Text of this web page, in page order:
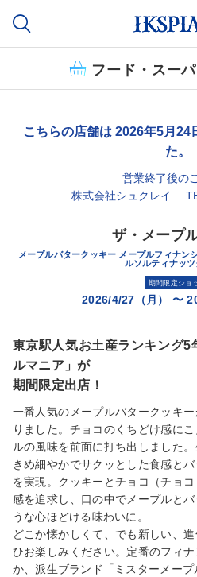
フード・スー
こちらの店舗は 2026年5月24
た。
営業終了後の
株式会社シュクレイ
ザ・メープ
メープルバタークッキー メープルフィナン
ルソルティナッ
期間限定ショ
2026/4/27（月） 〜
東京駅人気お土産ランキング5
ルマニア」が
期間限定出店！
一番人気のメープルバタークッキ
りました。チョコのくちどけ感に
ルの風味を前面に打ち出しました
きめ細やかでサクッとした食感と
を実現。クッキーとチョコ（チョ
感を追求し、口の中でメープルと
うな心ほどける味わいに。
どこか懐かしくて、でも新しい、
ひお楽しみください。定番のフィ
か、派生ブランド「ミスターメープ